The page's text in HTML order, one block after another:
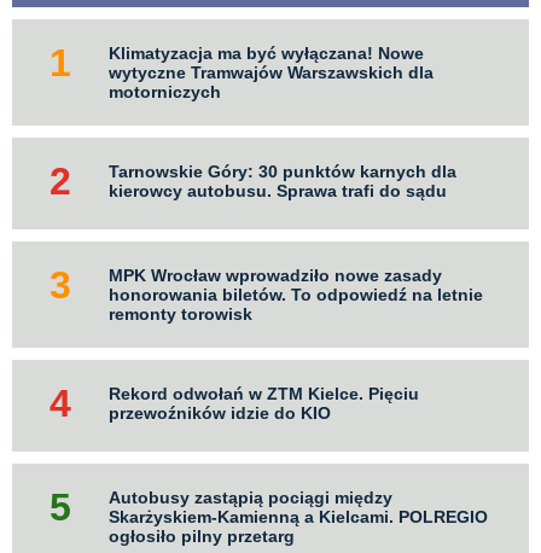
Klimatyzacja ma być wyłączana! Nowe
wytyczne Tramwajów Warszawskich dla
motorniczych
Tarnowskie Góry: 30 punktów karnych dla
kierowcy autobusu. Sprawa trafi do sądu
MPK Wrocław wprowadziło nowe zasady
honorowania biletów. To odpowiedź na letnie
remonty torowisk
Rekord odwołań w ZTM Kielce. Pięciu
przewoźników idzie do KIO
Autobusy zastąpią pociągi między
Skarżyskiem-Kamienną a Kielcami. POLREGIO
ogłosiło pilny przetarg